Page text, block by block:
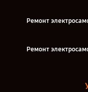
Ремонт
Ремонт